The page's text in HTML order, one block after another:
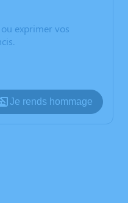
exprimer vos
Je rends hommage